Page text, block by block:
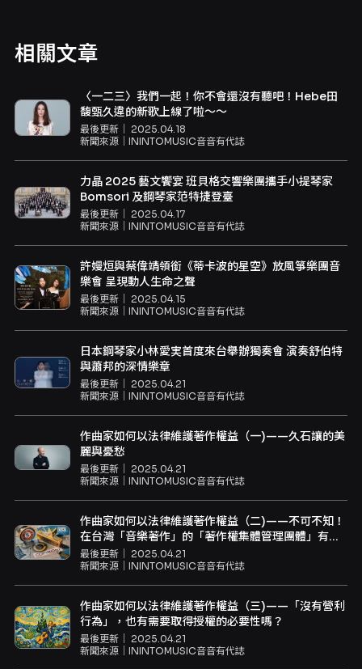
相關文章
〈一二三〉我們一起！你不會還沒有聽吧！Hebe田
馥甄久違的新歌上線了啦～～
最後更新｜ 2025.04.18
新聞來源｜ ININTOMUSIC音音有代誌
力晶 2025 藝文饗宴 班貝格交響樂團攜手小提琴家
Bomsori 及鋼琴家范特捷登臺
最後更新｜ 2025.04.17
新聞來源｜ ININTOMUSIC音音有代誌
許嫚烜與蔡偉靖領銜《蒂卡波的星空》放風箏樂團音
樂會 呈現動人生命之聲
最後更新｜ 2025.04.15
新聞來源｜ ININTOMUSIC音音有代誌
日本鋼琴家小林愛実首度來台舉辦獨奏會 演奏舒伯特
與蕭邦的深情樂章
最後更新｜ 2025.04.21
新聞來源｜ ININTOMUSIC音音有代誌
作曲家如何以法律維護著作權益（一)——久石讓的美
麗與憂愁
最後更新｜ 2025.04.21
新聞來源｜ ININTOMUSIC音音有代誌
作曲家如何以法律維護著作權益（二)——不可不知！
在台灣「音樂著作」的「著作權集體管理團體」有那
些？
最後更新｜ 2025.04.21
新聞來源｜ ININTOMUSIC音音有代誌
作曲家如何以法律維護著作權益（三)——「沒有營利
行為」，也有需要取得授權的必要性嗎？
最後更新｜ 2025.04.21
新聞來源｜ ININTOMUSIC音音有代誌